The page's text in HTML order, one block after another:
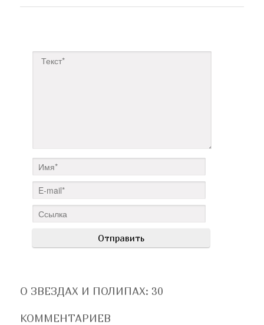
О ЗВЕЗДАХ И ПОЛИПАХ: 30
КОММЕНТАРИЕВ